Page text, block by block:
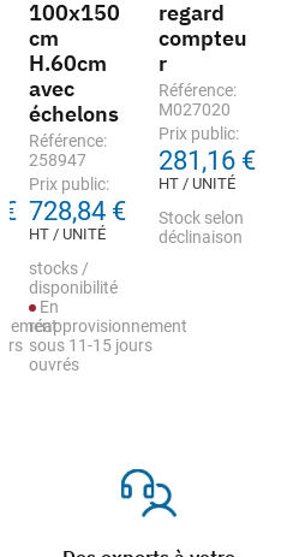
100x150
cm
H.60cm
avec
échelons
Référence:
258947
Prix public:
728,84 €
HT / UNITÉ
stocks /
disponibilité
En
réapprovisionnement
sous 11-15 jours
ouvrés
regard
compteu
r
Référence:
M027020
Prix public:
281,16 €
HT / UNITÉ
Stock selon
déclinaison